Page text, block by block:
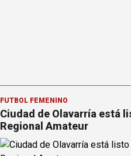
FÚTBOL FEMENINO
Ciudad de Olavarría está
Regional Amateur